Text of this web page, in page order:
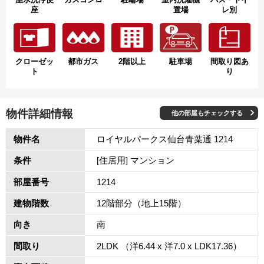
座
置場
レ別
クローゼッ
ト
都市ガス 2階以上 駐車場
間取り図あ
り
物件詳細情報 他の部屋もチェックする
物件名 ロイヤルパークス仙台青葉通 1214
条件 [住居用] マンション
部屋番号 1214
建物階数 12階部分（地上15階）
向き 南
間取り 2LDK （洋6.44 x 洋7.0 x LDK17.36）